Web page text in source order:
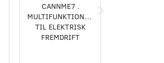
CANNME7 .
MULTIFUNKTIONSDISPLAY
TIL ELEKTRISK
FREMDRIFT